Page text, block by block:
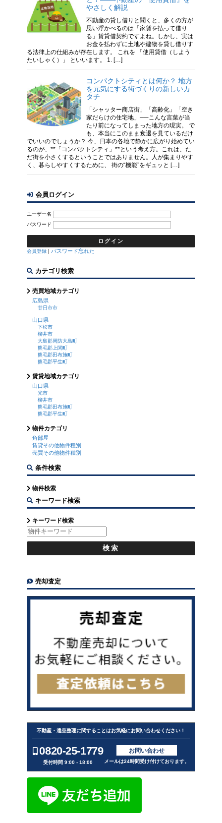
やさしく解説
不動産の貸し借りと聞くと、多くの方が
思い浮かべるのは「家賃を払って借り
る」賃貸借契約ですよね。しかし、実は
お金を払わずに土地や建物を貸し借りす
る法律上の仕組みが存在します。 これを 「使用貸借（しよう
たいしゃく）」 といいます。 1. […]
コンパクトシティとは何か？ 地方
を元気にする街づくりの新しいカ
タチ
「シャッター商店街」「高齢化」「空き
家だらけの住宅地」──こんな言葉が当
たり前になってしまった地方の現実。 で
も、本当にこのまま衰退を見ているだけ
でいいのでしょうか？ 今、日本の各地で静かに広がり始めてい
るのが、**「コンパクトシティ」**という考え方。これは、た
だ街を小さくするということではありません。人が集まりやす
く、暮らしやすくするために、 街の“機能”をギュッと […]
会員ログイン
ユーザー名
パスワード
会員登録 | パスワード忘れた
カテゴリ検索
売買地域カテゴリ
広島県
廿日市市
山口県
下松市
柳井市
大島郡周防大島町
熊毛郡上関町
熊毛郡田布施町
熊毛郡平生町
賃貸地域カテゴリ
山口県
光市
柳井市
熊毛郡田布施町
熊毛郡平生町
物件カテゴリ
角部屋
賃貸その他物件種別
売買その他物件種別
条件検索
物件検索
キーワード検索
キーワード検索
売却査定
不動産・遺品整理に関することはお気軽にお問い合わせください！
0820-25-1779
受付時間 9:00 - 18:00
お問い合わせ
メールは24時間受け付けております。